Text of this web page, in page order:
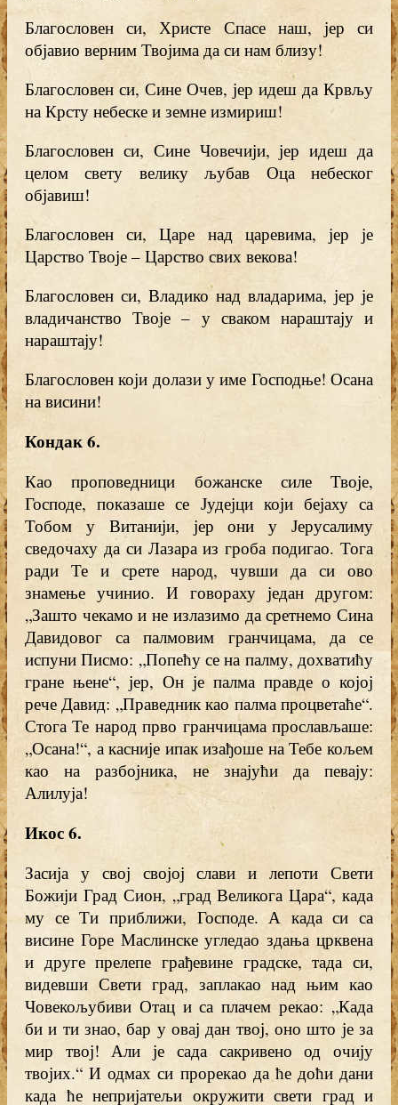
Благословен си, Христе Спасе наш, јер си
објавио верним Твојима да си нам близу!
Благословен си, Сине Очев, јер идеш да Крвљу
на Крсту небеске и земне измириш!
Благословен си, Сине Човечији, јер идеш да
целом свету велику љубав Оца небеског
објавиш!
Благословен си, Царе над царевима, јер је
Царство Твоје – Царство свих векова!
Благословен си, Владико над владарима, јер је
владичанство Твоје – у сваком нараштају и
нараштају!
Благословен који долази у име Господње! Осана
на висини!
Кондак 6.
Као проповедници божанске силе Твоје,
Господе, показаше се Јудејци који бејаху са
Тобом у Витанији, јер они у Јерусалиму
сведочаху да си Лазара из гроба подигао. Тога
ради Те и срете народ, чувши да си ово
знамење учинио. И говораху један другом:
„Зашто чекамо и не излазимо да сретнемо Сина
Давидовог са палмовим гранчицама, да се
испуни Писмо: „Попећу се на палму, дохватићу
гране њене“, јер, Он је палма правде о којој
рече Давид: „Праведник као палма процветаће“.
Стога Те народ прво гранчицама прослављаше:
„Осана!“, а касније ипак изађоше на Тебе кољем
као на разбојника, не знајући да певају:
Алилуја!
Икос 6.
Засија у свој својој слави и лепоти Свети
Божији Град Сион, „град Великога Цара“, када
му се Ти приближи, Господе. А када си са
висине Горе Маслинске угледао здања црквена
и друге прелепе грађевине градске, тада си,
видевши Свети град, заплакао над њим као
Човекољубиви Отац и са плачем рекао: „Када
би и ти знао, бар у овај дан твој, оно што је за
мир твој! Али је сада сакривено од очију
твојих.“ И одмах си прорекао да ће доћи дани
када ће непријатељи окружити свети град и